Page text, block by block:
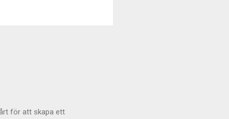
för att skapa ett